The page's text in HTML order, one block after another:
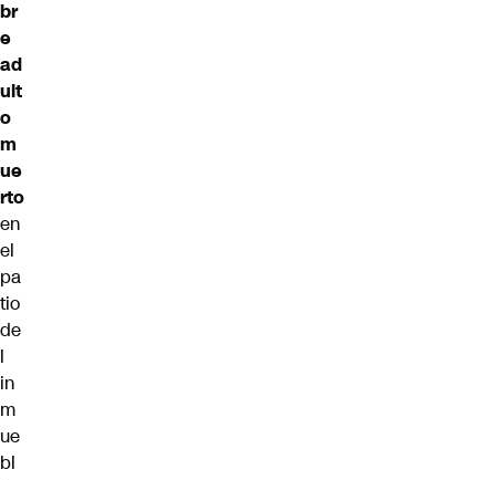
br
e
ad
ult
o
m
ue
rto
en
el
pa
tio
de
l
in
m
ue
bl